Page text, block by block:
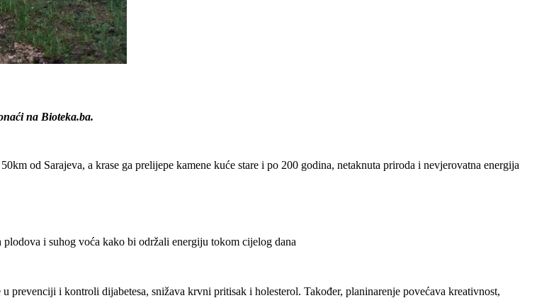
na Bioteka.ba.
od Sarajeva, a krase ga prelijepe kamene kuće stare i po 200 godina, netaknuta priroda i nevjerovatna energija
i suhog voća kako bi održali energiju tokom cijelog dana
i kontroli dijabetesa, snižava krvni pritisak i holesterol. Također, planinarenje povećava kreativnost,